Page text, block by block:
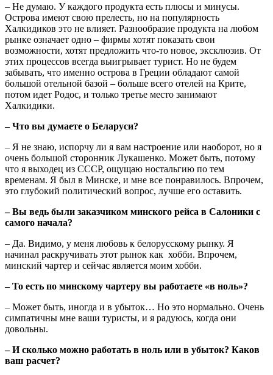
– Не думаю. У каждого продукта есть плюсы и минусы.
Острова имеют свою прелесть, но на популярность
Халкидиков это не влияет. Разнообразие продукта на любом
рынке означает одно – фирмы хотят показать свои
возможности, хотят предложить что-то новое, эксклюзив. От
этих процессов всегда выигрывает турист. Но не будем
забывать, что именно острова в Греции обладают самой
большой отельной базой – больше всего отелей на Крите,
потом идет Родос, и только третье место занимают
Халкидики.
– Что вы думаете о Беларуси?
– Я не знаю, испорчу ли я вам настроение или наоборот, но я
очень большой сторонник Лукашенко. Может быть, потому
что я выходец из СССР, ощущаю ностальгию по тем
временам. Я был в Минске, и мне все понравилось. Впрочем,
это глубокий политический вопрос, лучше его оставить.
– Вы ведь были заказчиком минского рейса в Салоники с
самого начала?
– Да. Видимо, у меня любовь к белорусскому рынку. Я
начинал раскручивать этот рынок как хобби. Впрочем,
минский чартер и сейчас является моим хобби.
– То есть по минскому чартеру вы работаете «в ноль»?
– Может быть, иногда и в убыток… Но это нормально. Очень
симпатичны мне ваши туристы, и я радуюсь, когда они
довольны.
– И сколько можно работать в ноль или в убыток? Каков
ваш расчет?